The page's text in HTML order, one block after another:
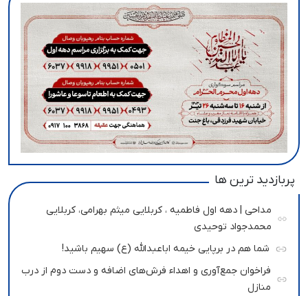
پربازدید ترین ها
مداحی | دهه اول فاطمیه ، کربلایی میثم بهرامی، کربلایی
محمدجواد توحیدی
شما هم در برپایی خیمه اباعبدالله (ع) سهیم باشید!
فراخوان جمع‌آوری و اهداء فرش‌های اضافه و دست دوم از درب
منازل